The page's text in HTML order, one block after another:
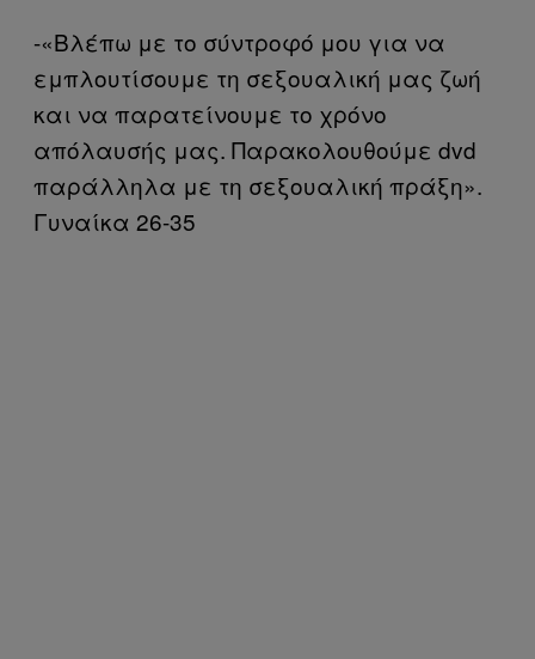
-«Βλέπω με το σύντροφό μου για να
εμπλουτίσουμε τη σεξουαλική μας ζωή
και να παρατείνουμε το χρόνο
απόλαυσής μας. Παρακολουθούμε dvd
παράλληλα με τη σεξουαλική πράξη».
Γυναίκα 26-35